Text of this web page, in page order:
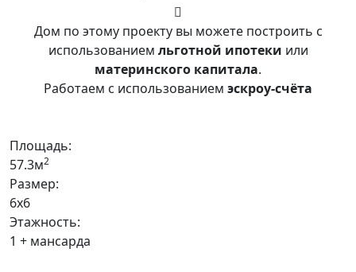
Дом по этому проекту вы можете построить с
использованием льготной ипотеки или
материнского капитала.
Работаем с использованием эскроу-счёта
Площадь:
57.3м2
Размер:
6х6
Этажность:
1 + мансарда